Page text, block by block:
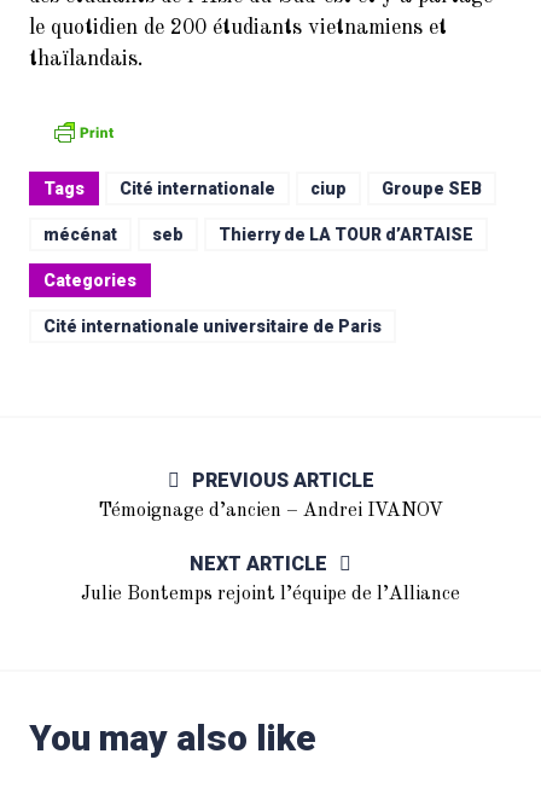
le quotidien de 200 étudiants vietnamiens et
thaïlandais.
Tags Cité internationale ciup Groupe SEB
mécénat seb Thierry de LA TOUR d’ARTAISE
Categories
Cité internationale universitaire de Paris
PREVIOUS ARTICLE
Témoignage d’ancien – Andrei IVANOV
NEXT ARTICLE
Julie Bontemps rejoint l’équipe de l’Alliance
You may also like